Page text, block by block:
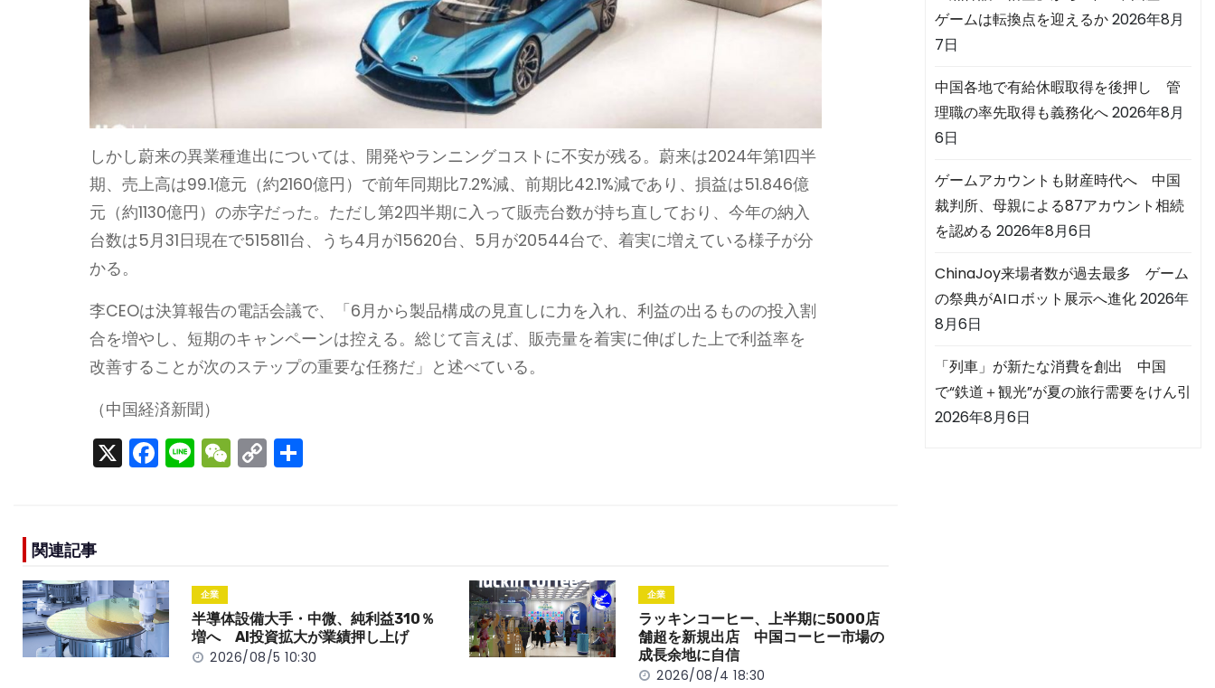
しかし蔚来の異業種進出については、開発やランニングコストに不安が残る。蔚来は2024年第1四半
期、売上高は99.1億元（約2160億円）で前年同期比7.2%減、前期比42.1%減であり、損益は51.846億
元（約1130億円）の赤字だった。ただし第2四半期に入って販売台数が持ち直しており、今年の納入
台数は5月31日現在で515811台、うち4月が15620台、5月が20544台で、着実に増えている様子が分
かる。
李CEOは決算報告の電話会議で、「6月から製品構成の見直しに力を入れ、利益の出るものの投入割
合を増やし、短期のキャンペーンは控える。総じて言えば、販売量を着実に伸ばした上で利益率を
改善することが次のステップの重要な任務だ」と述べている。
（中国経済新聞）
X F
a
o
o
k
Li
n
W
e
C
o
k
関連記事
企業
半導体設備大手・中微、純利益310％
増へ AI投資拡大が業績押し上げ
2026/08/5 10:30
企業
ラッキンコーヒー、上半期に5000店
舗超を新規出店 中国コーヒー市場の
成長余地に自信
2026/08/4 18:30
ゲームは転換点を迎えるか2026年8月
7日
中国各地で有給休暇取得を後押し 管
理職の率先取得も義務化へ2026年8月
6日
ゲームアカウントも財産時代へ 中国
裁判所、母親による87アカウント相続
を認める 2026年8月6日
ChinaJoy来場者数が過去最多 ゲーム
の祭典がAIロボット展示へ進化2026年
8月6日
「列車」が新たな消費を創出 中国
で“鉄道＋観光”が夏の旅行需要をけん引
2026年8月6日